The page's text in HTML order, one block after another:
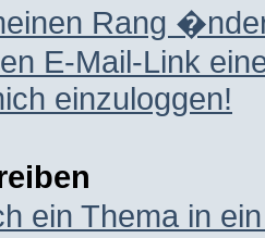
Rang
E-Mail-Link
einzuloggen!
ein Thema in